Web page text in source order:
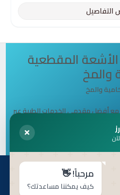
التفاصيل
المقطعية
والمخ
والمخ
أفضل مقدمي الخدمات الطبية عبر
مرحباً! 👋
كيف يمكننا مساعدتك؟